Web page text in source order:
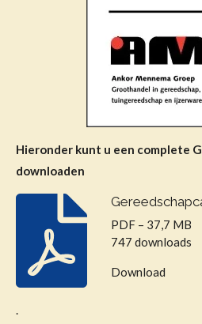
Hieronder kunt u een complete
downloaden
PDF – 37,7 MB
747 downloads
Download
.